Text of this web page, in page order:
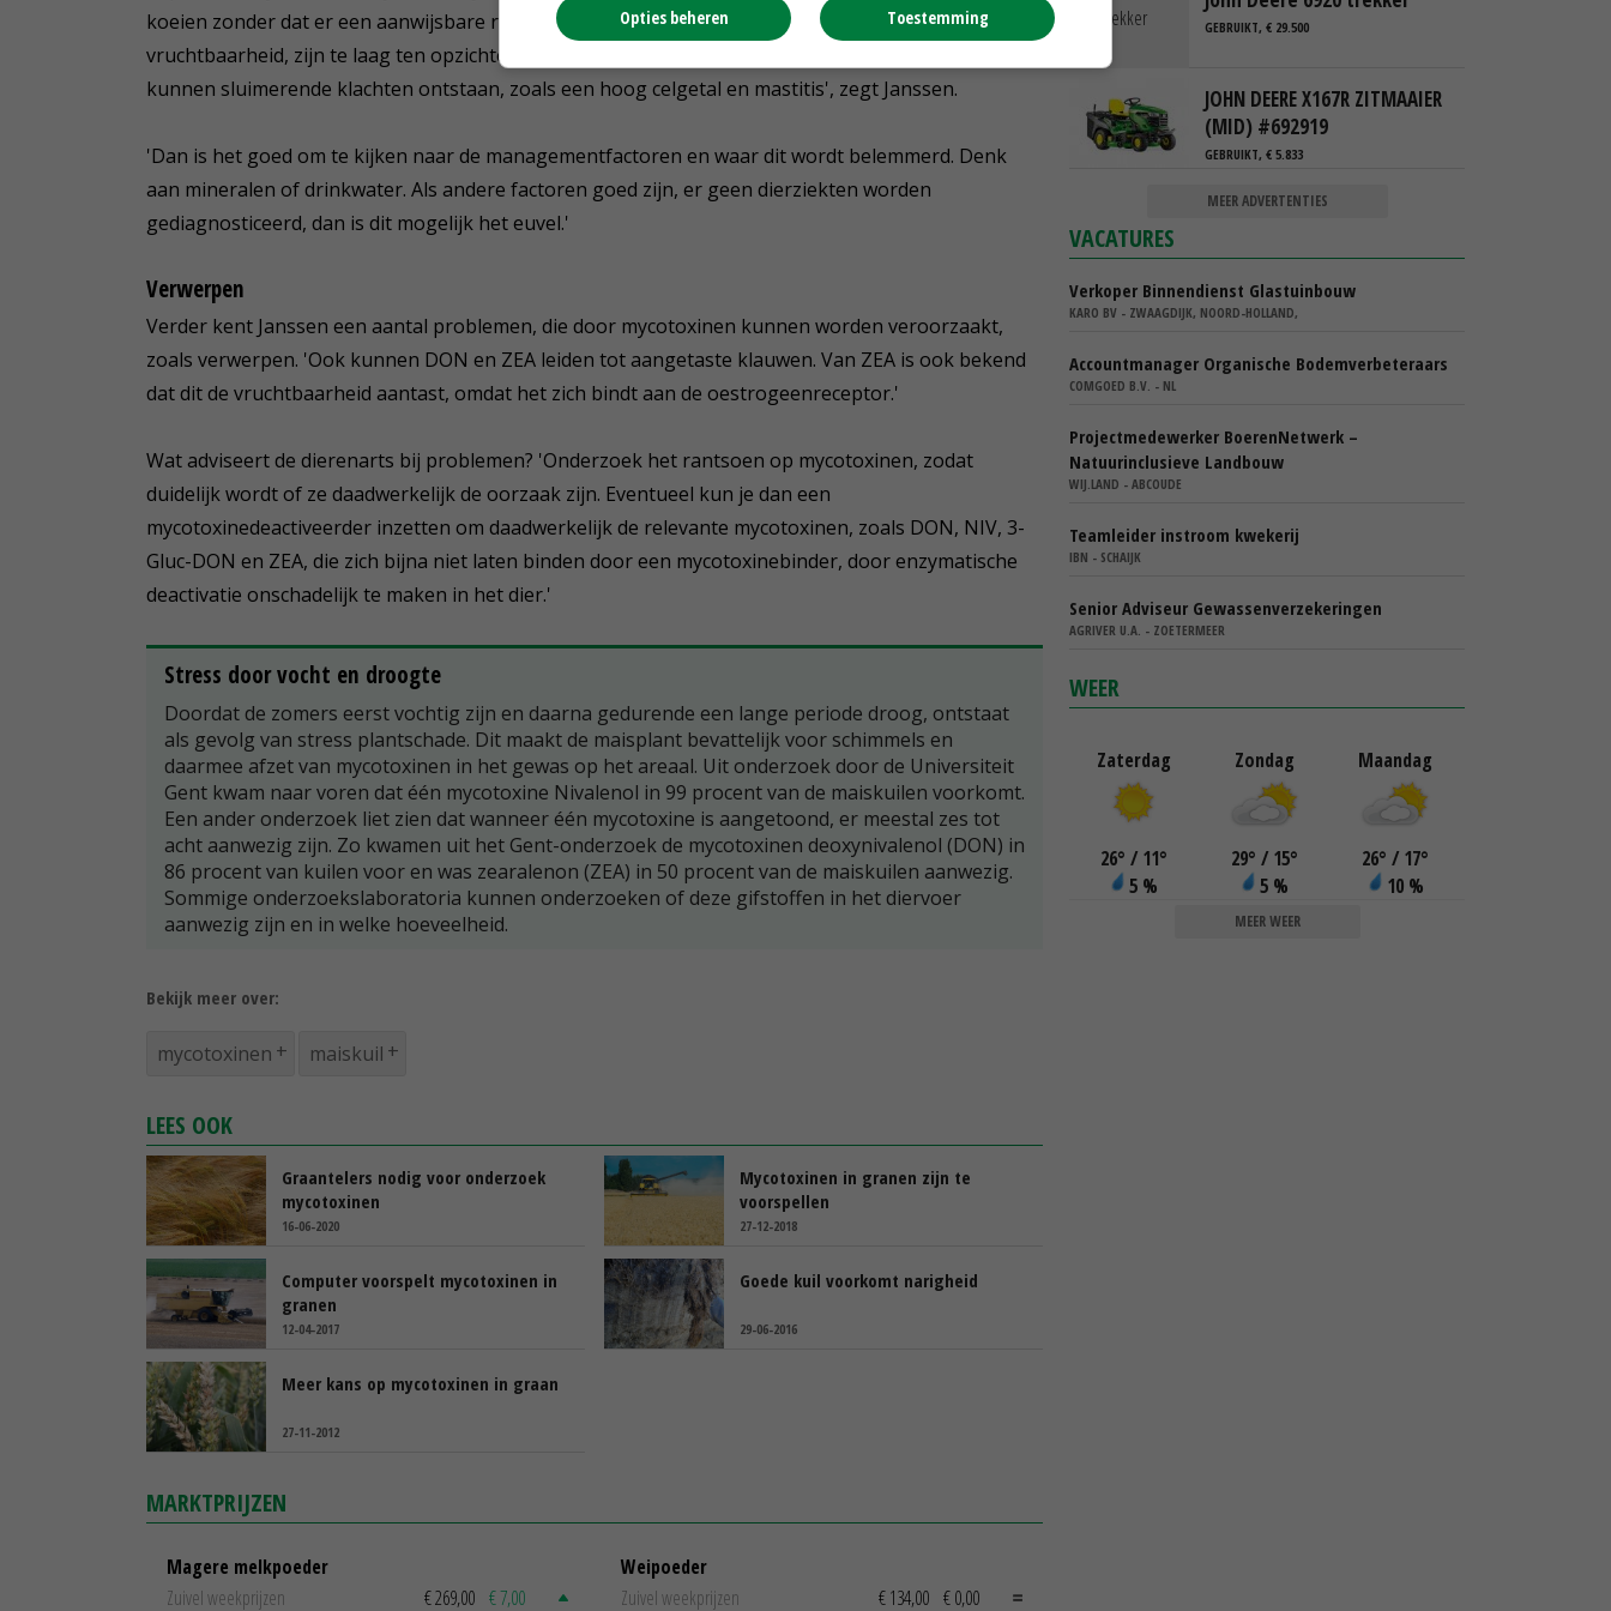
koeien zonder dat er een aanwijsbare reden is. De productiekengetallen, zoals melkproductie en
vruchtbaarheid, zijn te laag ten opzichte van wat van de veestapel mag worden verwacht. Ook
kunnen sluimerende klachten ontstaan, zoals een hoog celgetal en mastitis', zegt Janssen.
'Dan is het goed om te kijken naar de managementfactoren en waar dit wordt belemmerd. Denk
aan mineralen of drinkwater. Als andere factoren goed zijn, er geen dierziekten worden
gediagnosticeerd, dan is dit mogelijk het euvel.'
Verwerpen
Verder kent Janssen een aantal problemen, die door mycotoxinen kunnen worden veroorzaakt,
zoals verwerpen. 'Ook kunnen DON en ZEA leiden tot aangetaste klauwen. Van ZEA is ook bekend
dat dit de vruchtbaarheid aantast, omdat het zich bindt aan de oestrogeenreceptor.'
Wat adviseert de dierenarts bij problemen? 'Onderzoek het rantsoen op mycotoxinen, zodat
duidelijk wordt of ze daadwerkelijk de oorzaak zijn. Eventueel kun je dan een
mycotoxinedeactiveerder inzetten om daadwerkelijk de relevante mycotoxinen, zoals DON, NIV, 3-
Gluc-DON en ZEA, die zich bijna niet laten binden door een mycotoxinebinder, door enzymatische
deactivatie onschadelijk te maken in het dier.'
Stress door vocht en droogte
Doordat de zomers eerst vochtig zijn en daarna gedurende een lange periode droog, ontstaat
als gevolg van stress plantschade. Dit maakt de maisplant bevattelijk voor schimmels en
daarmee afzet van mycotoxinen in het gewas op het areaal. Uit onderzoek door de Universiteit
Gent kwam naar voren dat één mycotoxine Nivalenol in 99 procent van de maiskuilen voorkomt.
Een ander onderzoek liet zien dat wanneer één mycotoxine is aangetoond, er meestal zes tot
acht aanwezig zijn. Zo kwamen uit het Gent-onderzoek de mycotoxinen deoxynivalenol (DON) in
86 procent van kuilen voor en was zearalenon (ZEA) in 50 procent van de maiskuilen aanwezig.
Sommige onderzoekslaboratoria kunnen onderzoeken of deze gifstoffen in het diervoer
aanwezig zijn en in welke hoeveelheid.
Bekijk meer over:
mycotoxinen maiskuil
LEES OOK
Graantelers nodig voor onderzoek
mycotoxinen
16-06-2020
Mycotoxinen in granen zijn te
voorspellen
27-12-2018
Computer voorspelt mycotoxinen in
granen
12-04-2017
Goede kuil voorkomt narigheid
29-06-2016
Meer kans op mycotoxinen in graan
27-11-2012
MARKTPRIJZEN
Magere melkpoeder
Zuivel weekprijzen
€ 269,00 € 7,00
Weipoeder
Zuivel weekprijzen
€ 134,00 € 0,00
GEBRUIKT, € 29.500
JOHN DEERE X167R ZITMAAIER
(MID) #692919
GEBRUIKT, € 5.833
MEER ADVERTENTIES
VACATURES
Verkoper Binnendienst Glastuinbouw
KARO BV - ZWAAGDIJK, NOORD-HOLLAND,
Accountmanager Organische Bodemverbeteraars
COMGOED B.V. - NL
Projectmedewerker BoerenNetwerk –
Natuurinclusieve Landbouw
WIJ.LAND - ABCOUDE
Teamleider instroom kwekerij
IBN - SCHAIJK
Senior Adviseur Gewassenverzekeringen
AGRIVER U.A. - ZOETERMEER
WEER
Zaterdag
26° / 11°
5 %
Zondag
29° / 15°
5 %
Maandag
26° / 17°
10 %
MEER WEER
Toestemming
Opties beheren